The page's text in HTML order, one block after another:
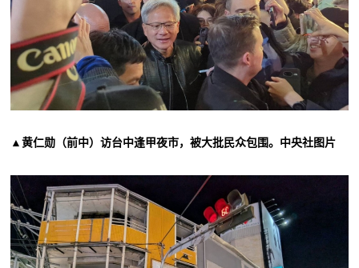
▲黄仁勋（前中）访台中逢甲夜市，被大批民众包围。中央社图片